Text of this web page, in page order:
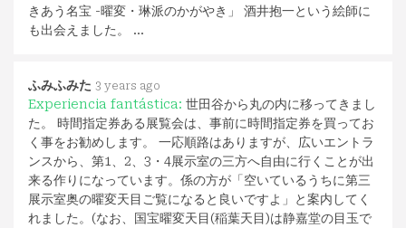
きあう名宝 -曜変・琳派のかがやき」 酒井抱一という絵師に
も出会えました。 …
ふみふみた 3 years ago
Experiencia fantástica: 世田谷から丸の内に移ってきまし
た。 時間指定券ある展覧会は、事前に時間指定券を買ってお
く事をお勧めします。 一応順路はありますが、広いエントラ
ンスから、第1、2、3・4展示室の三方へ自由に行くことが出
来る作りになっています。係の方が「空いているうちに第三
展示室奥の曜変天目ご覧になると良いですよ」と案内してく
れました。(なお、国宝曜変天目(稲葉天目)は静嘉堂の目玉で